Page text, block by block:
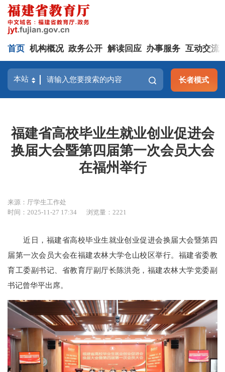
首页 机构概况 政务公开 解读回应 办事服务 互动交流
长者模式
福建省高校毕业生就业创业促进会
换届大会暨第四届第一次会员大会
在福州举行
来源：厅学生工作处
时间：2025-11-27 17:34
浏览量：2221
近日，福建省高校毕业生就业创业促进会换届大会暨第四
届第一次会员大会在福建农林大学仓山校区举行。福建省委教
育工委副书记、省教育厅副厅长陈洪尧，福建农林大学党委副
书记曾华平出席。